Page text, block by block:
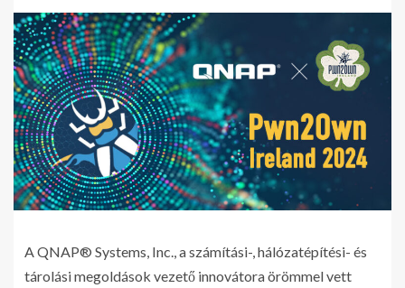
A QNAP® Systems, Inc., a számítási-, hálózatépítési- és
tárolási megoldások vezető innovátora örömmel vett